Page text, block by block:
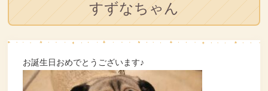
すずなちゃん
お誕生日おめでとうございます♪